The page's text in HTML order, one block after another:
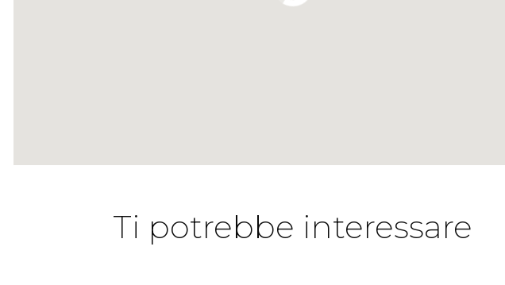
Ti potrebbe interessare